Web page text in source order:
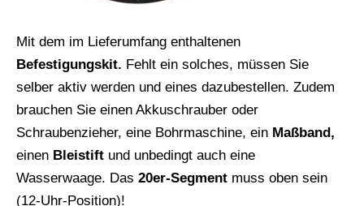
Mit dem im Lieferumfang enthaltenen
Befestigungskit. Fehlt ein solches, müssen Sie
selber aktiv werden und eines dazubestellen. Zudem
brauchen Sie einen Akkuschrauber oder
Schraubenzieher, eine Bohrmaschine, ein Maßband,
einen Bleistift und unbedingt auch eine
Wasserwaage. Das 20er-Segment muss oben sein
(12-Uhr-Position)!